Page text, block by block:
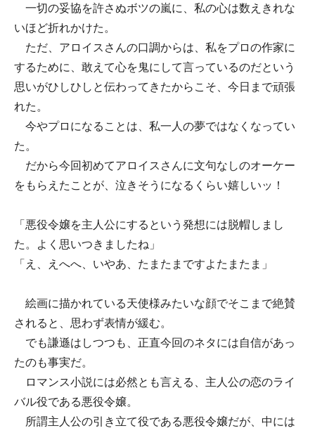
一切の妥協を許さぬボツの嵐に、私の心は数えきれな
いほど折れかけた。
ただ、アロイスさんの口調からは、私をプロの作家に
するために、敢えて心を鬼にして言っているのだという
思いがひしひしと伝わってきたからこそ、今日まで頑張
れた。
今やプロになることは、私一人の夢ではなくなってい
た。
だから今回初めてアロイスさんに文句なしのオーケー
をもらえたことが、泣きそうになるくらい嬉しいッ！
「悪役令嬢を主人公にするという発想には脱帽しまし
た。よく思いつきましたね」
「え、えへへ、いやあ、たまたまですよたまたま」
絵画に描かれている天使様みたいな顔でそこまで絶賛
されると、思わず表情が緩む。
でも謙遜はしつつも、正直今回のネタには自信があっ
たのも事実だ。
ロマンス小説には必然とも言える、主人公の恋のライ
バル役である悪役令嬢。
所謂主人公の引き立て役である悪役令嬢だが、中には